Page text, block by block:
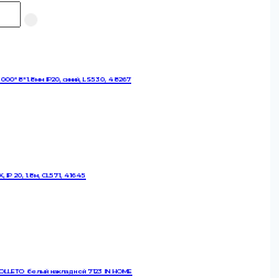
IP20, синий, LS530, 48267
IP 20, 1.8м, CL571, 41645
белый накладной 7123 IN HOME